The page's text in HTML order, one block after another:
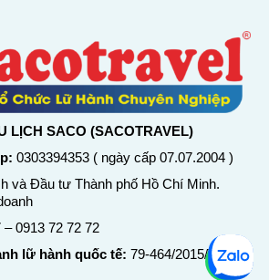
LỊCH SACO (SACOTRAVEL)
0303394353 ( ngày cấp 07.07.2004 )
và Đầu tư Thành phố Hồ Chí Minh.
–0913 72 72 72
lữ hành quốc tế: 79-464/2015/TCDL-